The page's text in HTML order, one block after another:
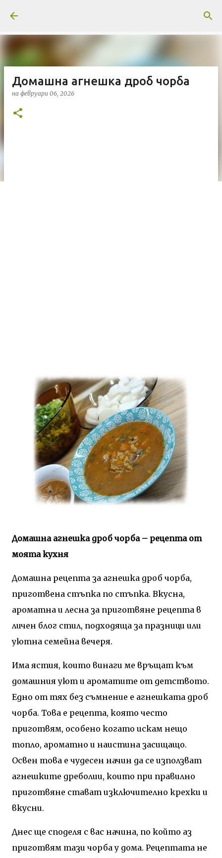
Домашна агнешка дроб чорба
на февруари 06, 2026
Домашна агнешка дроб чорба – рецепта от
моята кухня
Домашна рецепта за агнешка дроб чорба,
приготвена стъпка по стъпка. Вкусна,
ароматна и лесна за приготвяне рецепта в
личен блог стил, подходяща за празници или
уютна семейна вечеря.
Има ястия, които винаги ме връщат към
домашния уют и ароматите от детството.
Едно от тях без съмнение е агнешката дроб
чорба. Това е рецепта, която често
приготвям, особено когато искам нещо
топло, ароматно и наистина засищащо.
Освен това е чудесен начин да се използват
агнешките дреболии, които при правилно
приготвяне стават изключително крехки и
вкусни.
Днес ще споделя с вас начина, по който аз
приготвям тази чорба у дома. Рецептата не